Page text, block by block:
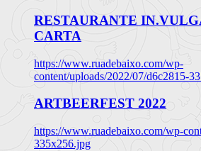
RESTAURANTE
CARTA
https://www.ruadebaixo.com/wp-
content/uploads/2022/07/d6c2815-
ARTBEERFEST 2022
https://www.ruadebaixo.com/wp-
335x256.jpg